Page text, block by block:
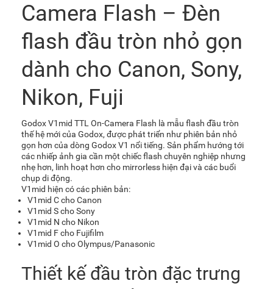
Camera Flash – Đèn
flash đầu tròn nhỏ gọn
dành cho Canon, Sony,
Nikon, Fuji
Godox V1mid TTL On-Camera Flash là mẫu flash đầu tròn
thế hệ mới của Godox, được phát triển như phiên bản nhỏ
gọn hơn của dòng Godox V1 nổi tiếng. Sản phẩm hướng tới
các nhiếp ảnh gia cần một chiếc flash chuyên nghiệp nhưng
nhẹ hơn, linh hoạt hơn cho mirrorless hiện đại và các buổi
chụp di động.
V1mid hiện có các phiên bản:
V1mid C cho Canon
V1mid S cho Sony
V1mid N cho Nikon
V1mid F cho Fujifilm
V1mid O cho Olympus/Panasonic
Thiết kế đầu tròn đặc trưng